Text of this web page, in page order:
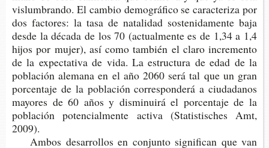
vis­lum­bran­do. El cam­bio demo­grá­fi­co se carac­te­ri­za por
dos fac­to­res: la tasa de nata­li­dad sos­te­ni­da­men­te baja
desde la déca­da de los 70 (actual­men­te es de 1,34 a 1,4
hijos por mujer), así como tam­bién el claro incre­men­to
de la expec­ta­ti­va de vida. La estruc­tu­ra de edad de la
pobla­ción ale­ma­na en el año 2060 será tal que un gran
por­cen­ta­je de la pobla­ción corres­pon­de­rá a ciu­da­da­nos
mayo­res de 60 años y dis­mi­nui­rá el por­cen­ta­je de la
pobla­ción poten­cial­men­te acti­va (Sta­tis­tis­ches Amt,
2009).
Ambos desa­rro­llos en con­jun­to sig­ni­fi­can que van